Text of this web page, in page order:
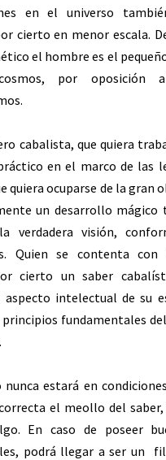
en el universo
cierto en menor escala.
el hombre es el
por oposición
cabalista, que quiera
en el marco de las
quiera ocuparse de la gran
un desarrollo mágico
verdadera visión,
Quien se contenta
cierto un saber
aspecto intelectual de su
fundamentales
nunca estará en
el meollo del saber,
En caso de poseer
podrá llegar a ser un